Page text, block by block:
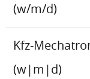
(w/m/d)
Kfz-
(w|m|d)